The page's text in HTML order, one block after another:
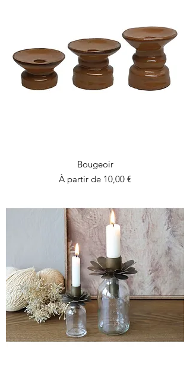
Bougeoir
À partir de 10,00 €
Prix promotionnel